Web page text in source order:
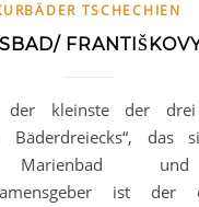
TSCHECHIEN
Bäderdreiecks“, das
Marienbad
ist der